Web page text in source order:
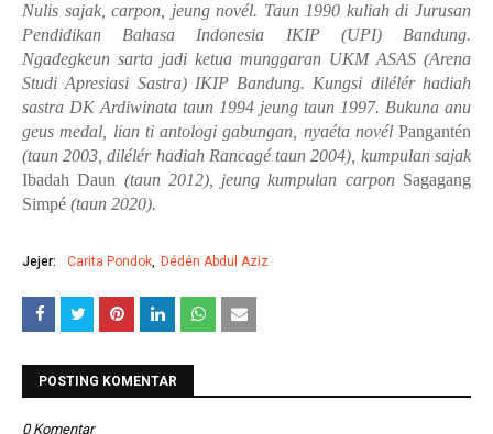
Nulis sajak, carpon, jeung novél. Taun 1990 kuliah di Jurusan
Pendidikan Bahasa Indonesia IKIP (UPI) Bandung.
Ngadegkeun sarta jadi ketua munggaran UKM ASAS (Arena
Studi Apresiasi Sastra) IKIP Bandung. Kungsi dilélér hadiah
sastra DK Ardiwinata taun 1994 jeung taun 1997. Bukuna anu
geus medal, lian ti antologi gabungan, nyaéta novél Pangantén
(taun 2003, dilélér hadiah Rancagé taun 2004), kumpulan sajak
Ibadah Daun (taun 2012), jeung kumpulan carpon Sagagang
Simpé (taun 2020).
Jejer: Carita Pondok Dédén Abdul Aziz
POSTING KOMENTAR
0 Komentar